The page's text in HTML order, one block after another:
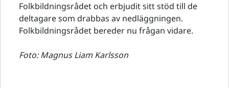
Folkbildningsrådet och erbjudit sitt stöd till de
deltagare som drabbas av nedläggningen.
Folkbildningsrådet bereder nu frågan vidare.
Foto: Magnus Liam Karlsson